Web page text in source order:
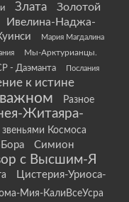
Злата
Золотой
Ивелина-Наджа-
Мария Магдалина
Мы-Арктурианцы.
- Даэманта
Послания
к истине
Разное
Житаяра-
Космоса
Симион
с Высшим-Я
Цистерия-Уриоса-
Мия-КалиВсеУсра